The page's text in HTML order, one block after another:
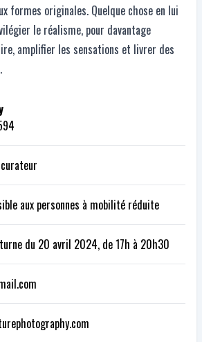
formes originales. Quelque chose en lui
le réalisme, pour davantage
amplifier les sensations et livrer des
aux personnes à mobilité réduite
du 20 avril 2024, de 17h à 20h30